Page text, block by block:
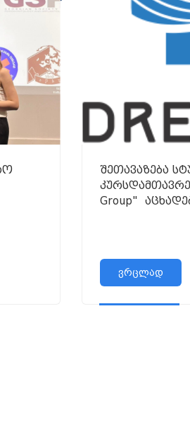
შეთავაზება
Group"
ვრცლად